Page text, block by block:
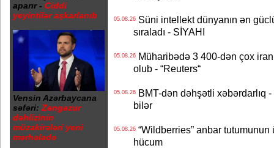
aparır - Ciddi
yeyintilər aşkarlanıb
Vensin Azərbaycana
səfəri: Zəngəzur
dəhlizinin
müzakirələri yeni
mərhələdə
05.08.26Süni intellekt dünyanın ən
sıraladı - SİYAHI
05.08.26Müharibədə 3 400-dən çox
olub - “Reuters“
05.08.26BMT-dən dəhşətli xəbərdarlıq
bilər
05.08.26“Wildberries” anbar tutumunun
hücum